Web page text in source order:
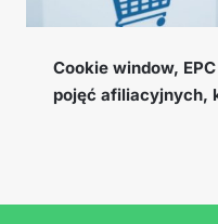
Cookie window,
pojęć afiliacyjnych,